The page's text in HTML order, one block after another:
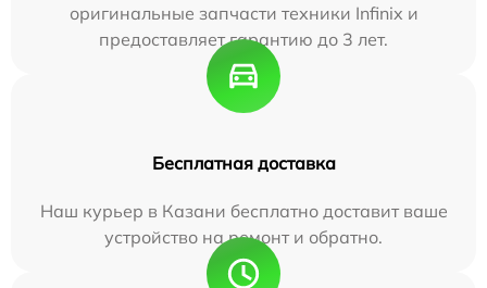
оригинальные запчасти техники Infinix и
предоставляет гарантию до 3 лет.
Бесплатная доставка
Наш курьер в Казани бесплатно доставит ваше
устройство на ремонт и обратно.